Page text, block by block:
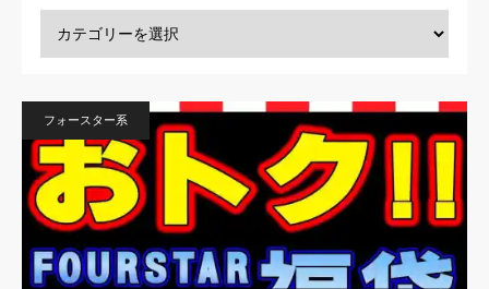
フォースター系